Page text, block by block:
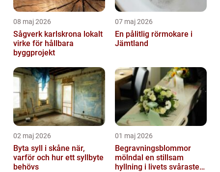
08 maj 2026
Sågverk karlskrona lokalt
virke för hållbara
byggprojekt
07 maj 2026
En pålitlig rörmokare i
Jämtland
02 maj 2026
Byta syll i skåne när,
varför och hur ett syllbyte
behövs
01 maj 2026
Begravningsblommor
mölndal en stillsam
hyllning i livets svåraste